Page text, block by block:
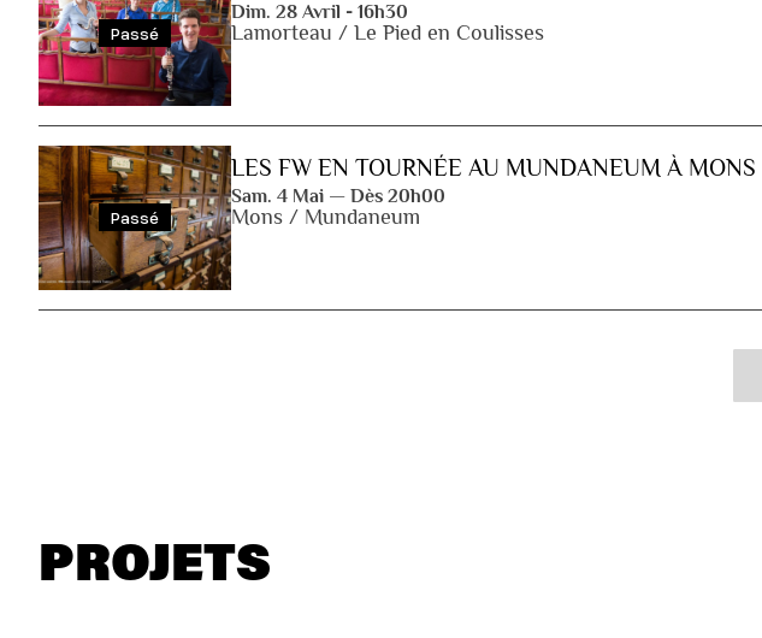
Passé
Dim. 28 Avril - 16h30
Lamorteau / Le Pied en Coulisses
Passé
LES FW EN TOURNÉE AU MUNDANEUM À MONS
Sam. 4 Mai — Dès 20h00
Mons / Mundaneum
PROJETS